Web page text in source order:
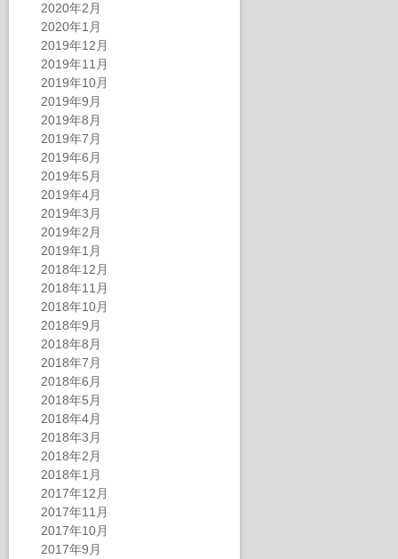
2020年2月
2020年1月
2019年12月
2019年11月
2019年10月
2019年9月
2019年8月
2019年7月
2019年6月
2019年5月
2019年4月
2019年3月
2019年2月
2019年1月
2018年12月
2018年11月
2018年10月
2018年9月
2018年8月
2018年7月
2018年6月
2018年5月
2018年4月
2018年3月
2018年2月
2018年1月
2017年12月
2017年11月
2017年10月
2017年9月